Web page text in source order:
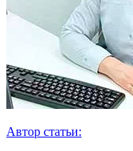
Автор статьи: